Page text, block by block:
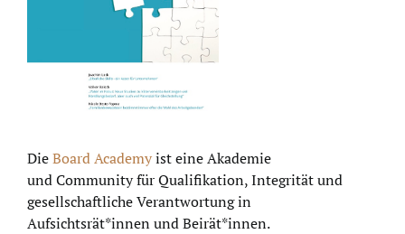
DieBoard Academyist eine Akademie
und Community für Qualifikation, Integrität und
gesellschaftliche Verantwortung in
Aufsichtsrät*innen und Beirät*innen.